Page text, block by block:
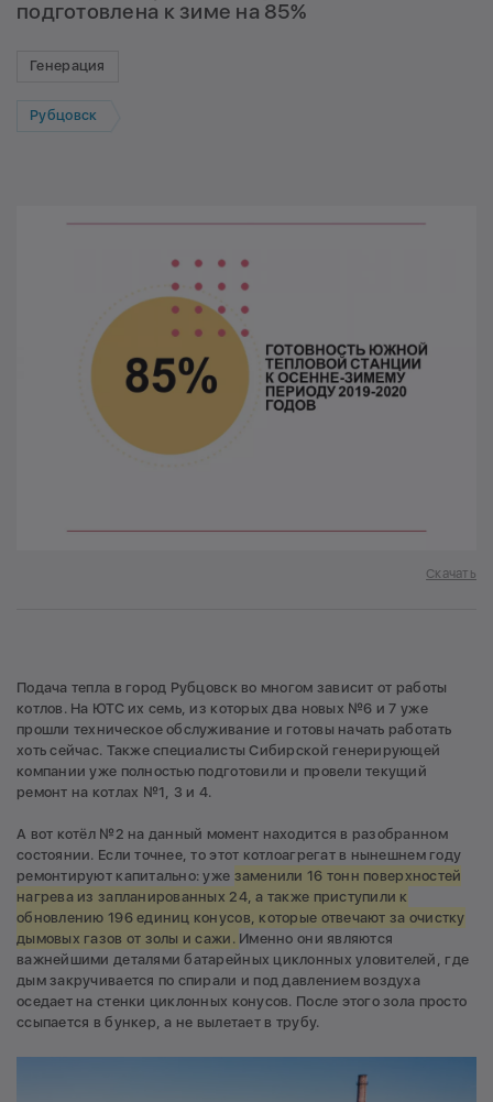
подготовлена к зиме на 85%
Генерация
Рубцовск
Скачать
Подача тепла в город Рубцовск во многом зависит от работы
котлов. На ЮТС их семь, из которых два новых №6 и 7 уже
прошли техническое обслуживание и готовы начать работать
хоть сейчас. Также специалисты Сибирской генерирующей
компании уже полностью подготовили и провели текущий
ремонт на котлах №1, 3 и 4.
А вот котёл №2 на данный момент находится в разобранном
состоянии. Если точнее, то этот котлоагрегат в нынешнем году
ремонтируют капитально: уже заменили 16 тонн поверхностей
нагрева из запланированных 24, а также приступили к
обновлению 196 единиц конусов, которые отвечают за очистку
дымовых газов от золы и сажи. Именно они являются
важнейшими деталями батарейных циклонных уловителей, где
дым закручивается по спирали и под давлением воздуха
оседает на стенки циклонных конусов. После этого зола просто
ссыпается в бункер, а не вылетает в трубу.